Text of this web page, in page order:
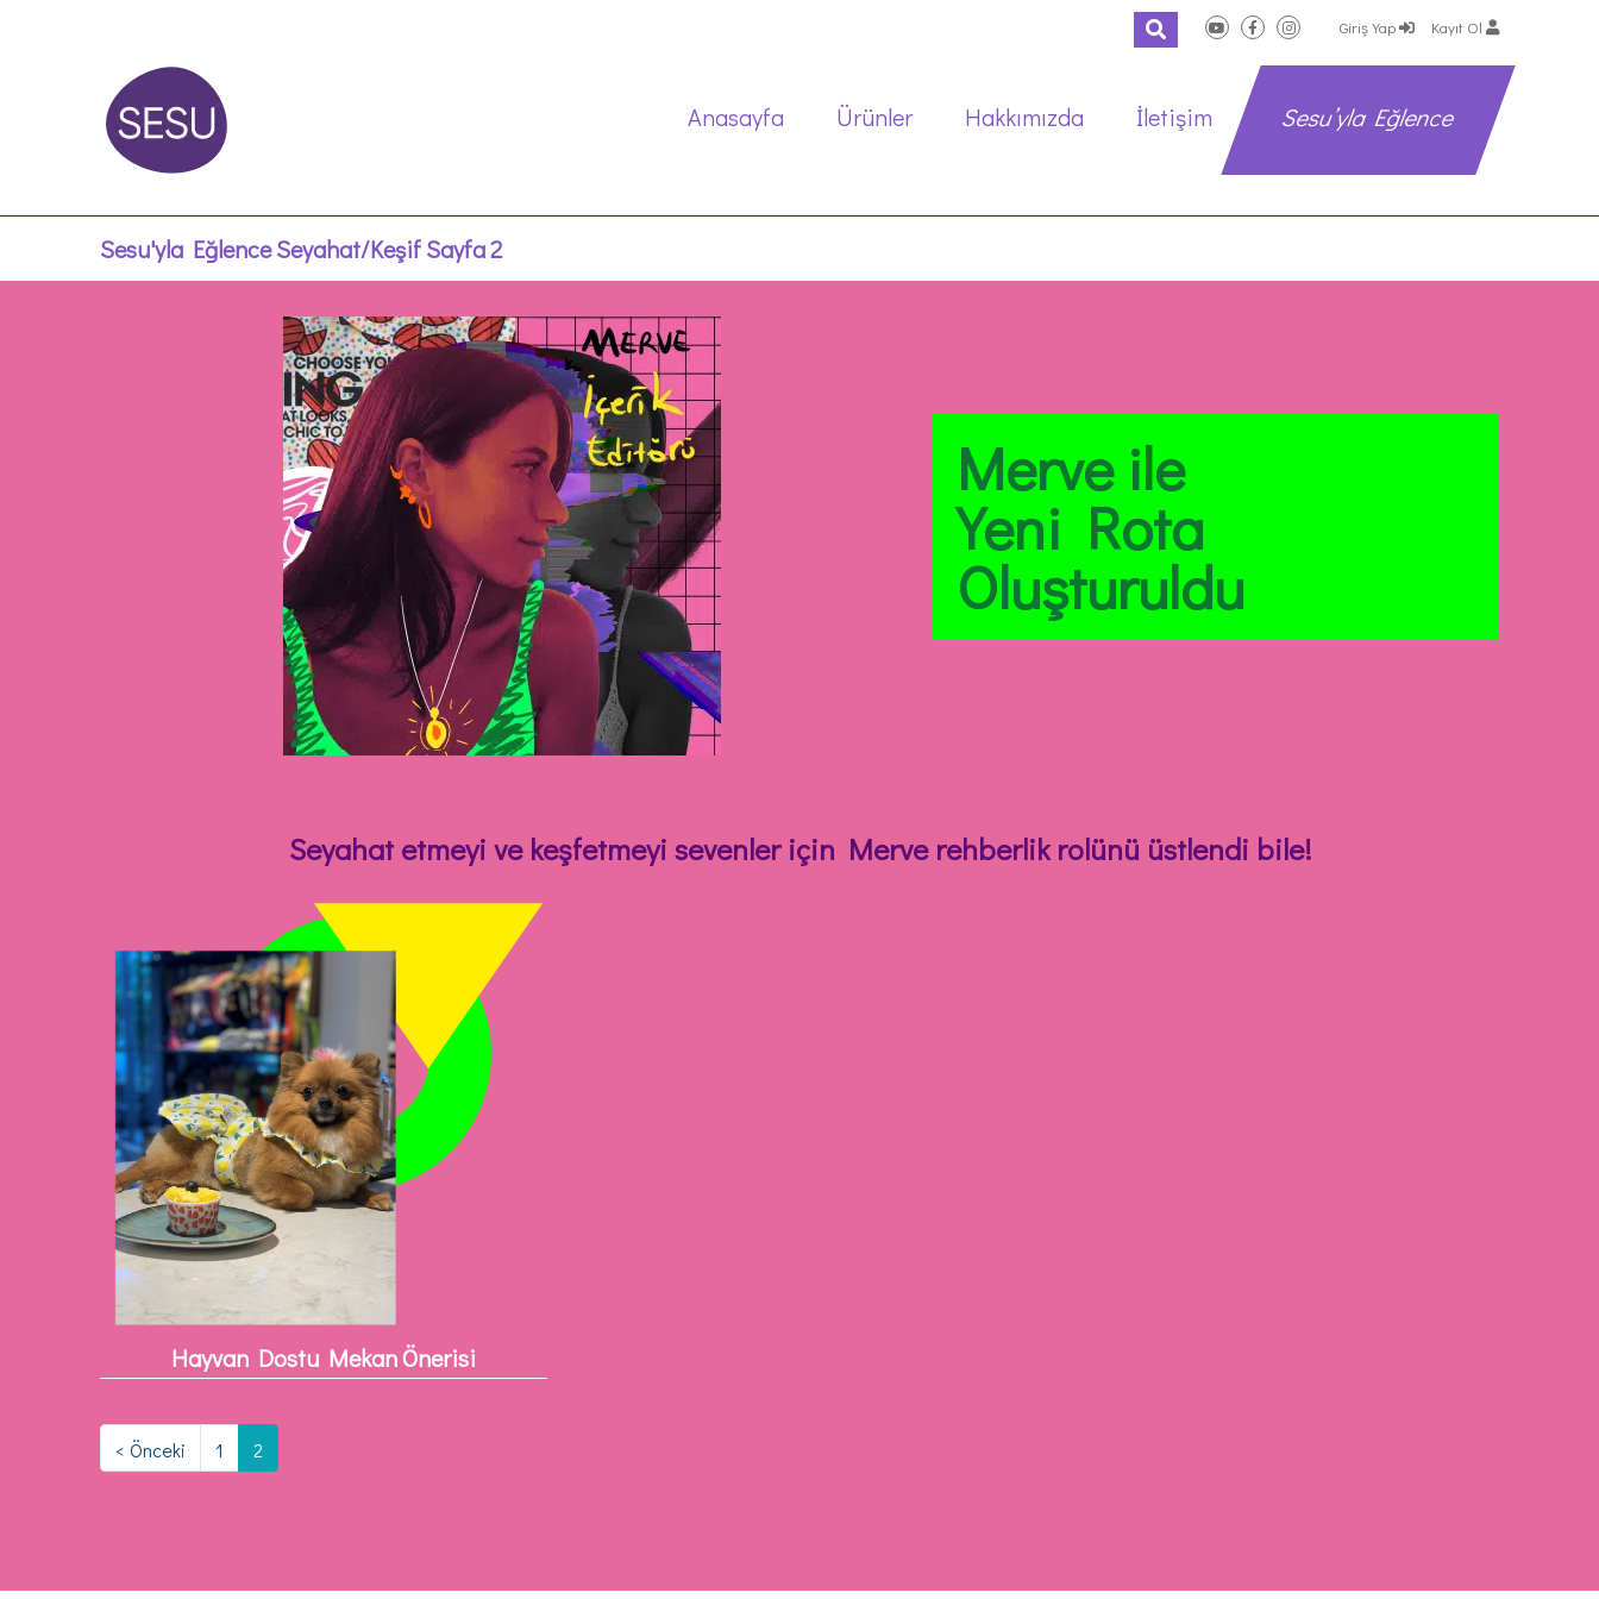
Giriş Yap Kayıt Ol
Anasayfa Ürünler Hakkımızda İletişim Sesu’yla Eğlence
Sesu'yla EğlenceSeyahat/KeşifSayfa 2
Merve ile
Yeni Rota
Oluşturuldu
Seyahat etmeyi ve keşfetmeyi sevenler için Merve rehberlik rolünü üstlendi bile!
Hayvan Dostu Mekan Önerisi
< Önceki 1 2